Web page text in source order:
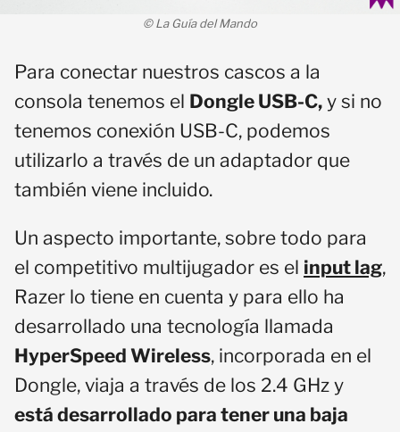
© La Guía del Mando
Para conectar nuestros cascos a la
consola tenemos el Dongle USB-C, y si no
tenemos conexión USB-C, podemos
utilizarlo a través de un adaptador que
también viene incluido.
Un aspecto importante, sobre todo para
el competitivo multijugador es el input lag,
Razer lo tiene en cuenta y para ello ha
desarrollado una tecnología llamada
HyperSpeed Wireless, incorporada en el
Dongle, viaja a través de los 2.4 GHz y
está desarrollado para tener una baja